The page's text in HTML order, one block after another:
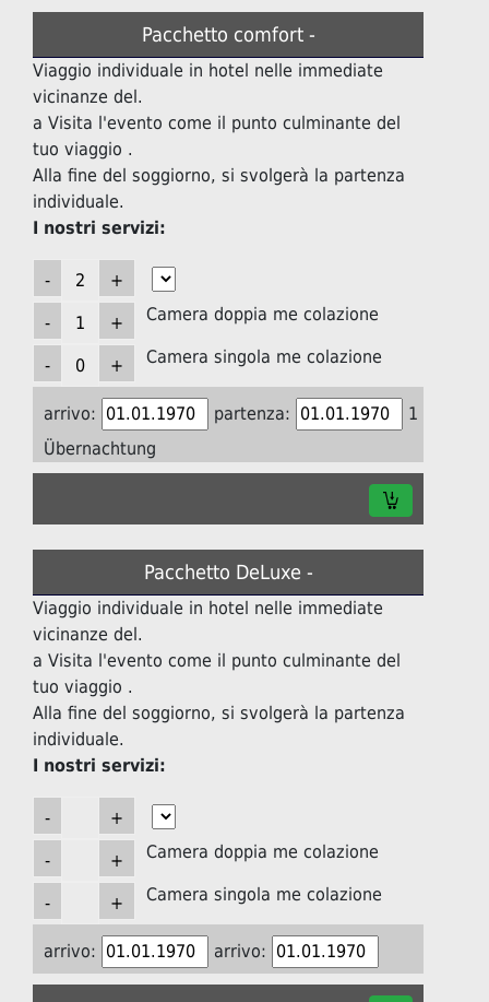
Pacchetto comfort -
Viaggio individuale in hotel nelle immediate
vicinanze del.
a Visita l'evento come il punto culminante del
tuo viaggio .
Alla fine del soggiorno, si svolgerà la partenza
individuale.
I nostri servizi:
Camera doppia me colazione
Camera singola me colazione
arrivo: partenza:
1
Übernachtung
Pacchetto DeLuxe -
Viaggio individuale in hotel nelle immediate
vicinanze del.
a Visita l'evento come il punto culminante del
tuo viaggio .
Alla fine del soggiorno, si svolgerà la partenza
individuale.
I nostri servizi:
Camera doppia me colazione
Camera singola me colazione
arrivo: arrivo: